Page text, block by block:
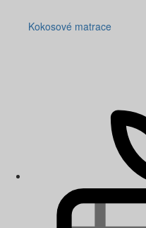
Kokosové matrace